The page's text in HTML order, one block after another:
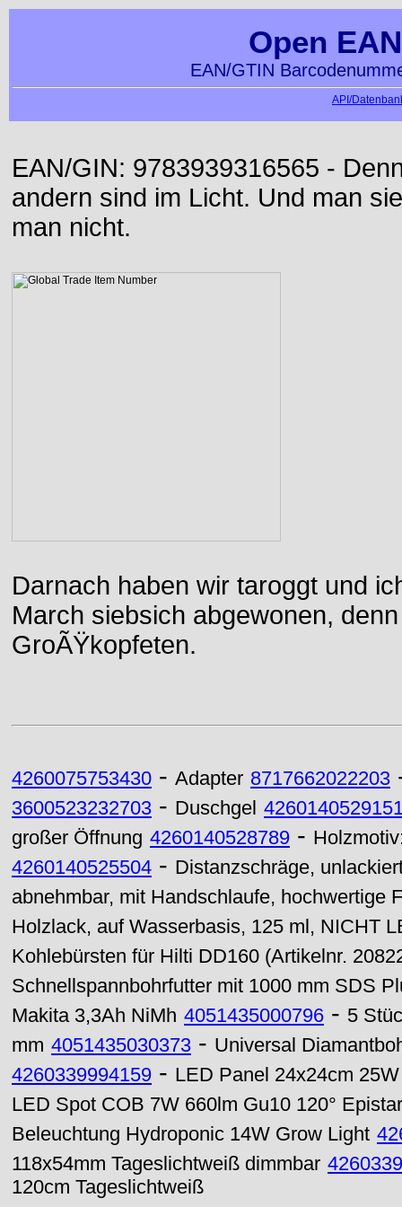
Open
EAN/GTIN
API/
EAN/GIN: 9783939316565 -
andern sind im Licht. Und man
man nicht.
Darnach haben wir taroggt und
March siebsich abgewonen,
GroÃŸkopfeten.
4260075753430 - Adapter 8717662022203
3600523232703 - Duschgel
großer Öffnung 4260140528789 -
4260140525504 - Distanzschräge,
abnehmbar, mit Handschlaufe, hochwertige
Holzlack, auf Wasserbasis, 125 ml, NICHT
Kohlebürsten für Hilti DD160 (Artikelnr.
Schnellspannbohrfutter mit 1000 mm SDS
Makita 3,3Ah NiMh 4051435000796 - 5
mm 4051435030373 - Universal
4260339994159 - LED Panel 24x24cm
LED Spot COB 7W 660lm Gu10 120°
Beleuchtung Hydroponic 14W Grow Light
118x54mm Tageslichtweiß dimmbar
120cm Tageslichtweiß